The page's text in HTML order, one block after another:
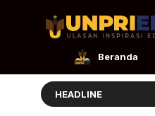
UnpriEdu
Ulasan Inspirasi Edukasi
Beranda
HEADLINE
2026